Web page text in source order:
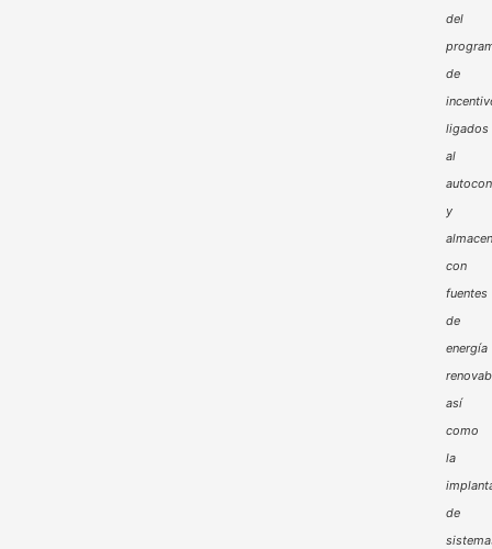
del
de
ligados
al
y
con
fuentes
de
energía
así
como
la
de